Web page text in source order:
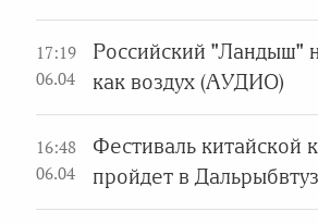
17:19
06.04
Российский "Ландыш"
как воздух (АУДИО)
16:48
06.04
Фестиваль китайской
пройдет в